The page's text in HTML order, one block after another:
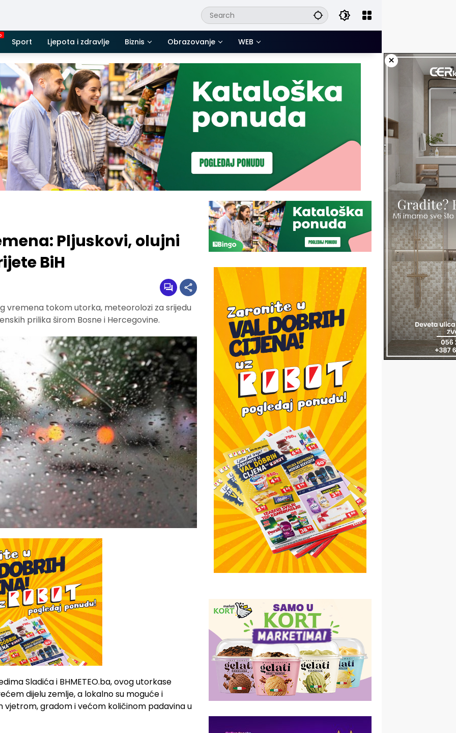
Sport Ljepota i zdravlje Biznis Obrazovanje WEB
×
Pljuskovi, olujni
BiH
vremena tokom utorka, meteorolozi za srijedu
prilika širom Bosne i Hercegovine.
Sladića i BHMETEO.ba, ovog utorkase
dijelu zemlje, a lokalno su moguće i
gradom i većom količinom padavina u